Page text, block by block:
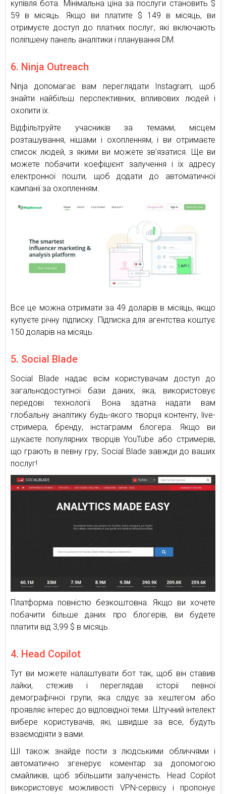
купівля бота. Мінімальна ціна за послуги становить $
59 в місяць. Якщо ви платите $ 149 в місяць, ви
отримуєте доступ до платних послуг, які включають
поліпшену панель аналітики і планування DM.
6. Ninja Outreach
Ninja допомагає вам переглядати Instagram, щоб
знайти найбільш перспективних, впливових людей і
охопити їх.
Відфільтруйте учасників за темами, місцем
розташування, нішами і охопленням, і ви отримаєте
список людей, з якими ви можете зв’язатися. Ще ви
можете побачити коефіцієнт залучення і їх адресу
електронної пошти, щоб додати до автоматичної
кампанії за охопленням.
Все це можна отримати за 49 доларів в місяць, якщо
купуєте річну підписку. Підписка для агентства коштує
150 доларів на місяць.
5. Social Blade
Social Blade надає всім користувачам доступ до
загальнодоступної бази даних, яка, використовує
передові технології. Вона здатна надати вам
глобальну аналітику будь-якого творця контенту, live-
стримера, бренду, інстаграмм блогера. Якщо ви
шукаєте популярних творців YouTube або стримерів,
що грають в певну гру, Social Blade завжди до ваших
послуг!
Платформа повністю безкоштовна. Якщо ви хочете
побачити більше даних про блогерів, ви будете
платити від 3,99 $ в місяць.
4. Head Copilot
Тут ви можете налаштувати бот так, щоб він ставив
лайки, стежив і переглядав історії певної
демографічної групи, яка слідує за хештегом або
проявляє інтерес до відповідної теми. Штучний інтелект
вибере користувачів, які, швидше за все, будуть
взаємодіяти з вами.
ШІ також знайде пости з людськими обличчями і
автоматично згенерує коментар за допомогою
смайликів, щоб збільшити залученість. Head Copilot
використовує можливості VPN-сервісу і пропонує